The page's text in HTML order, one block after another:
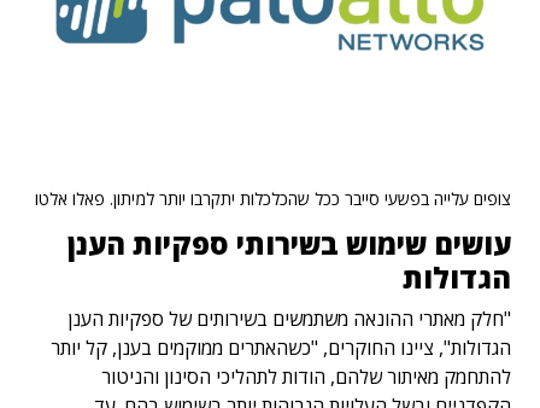
צופים עלייה בפשעי סייבר ככל שהכלכלות יתקרבו יותר למיתון. פאלו אלטו
עושים שימוש בשירותי ספקיות הענן
הגדולות
"חלק מאתרי ההונאה משתמשים בשירותים של ספקיות הענן
הגדולות", ציינו החוקרים, "כשהאתרים ממוקמים בענן, קל יותר
להתחמק מאיתור שלהם, הודות לתהליכי הסינון והניטור